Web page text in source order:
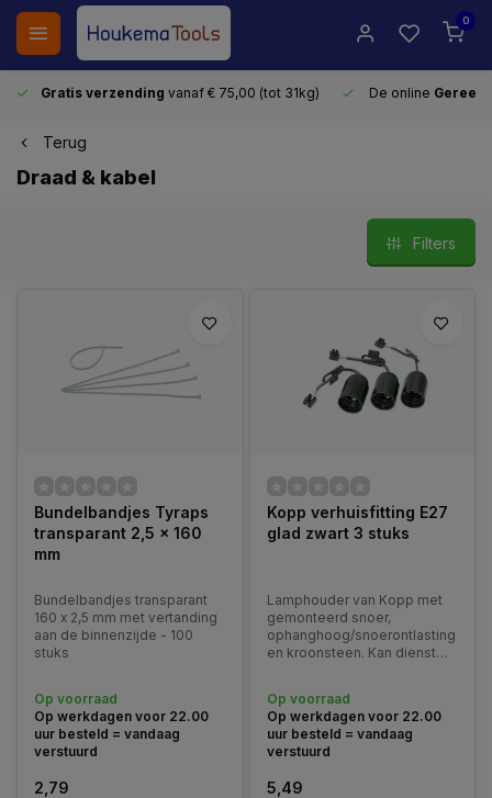
0
Gratis verzending vanaf € 75,00 (tot 31kg) De online
Terug
Draad & kabel
Filters
Bundelbandjes Tyraps
transparant 2,5 x 160
mm
Bundelbandjes transparant
160 x 2,5 mm met vertanding
aan de binnenzijde - 100
stuks
Op voorraad
Op werkdagen voor 22.00
uur besteld = vandaag
verstuurd
2,79
Kopp verhuisfitting E27
glad zwart 3 stuks
Lamphouder van Kopp met
gemonteerd snoer,
ophanghoog/snoerontlasting
en kroonsteen. Kan dienst
voor lampen met E27 fitting
en maximaal 100 Watt.
Op voorraad
Op werkdagen voor 22.00
uur besteld = vandaag
verstuurd
5,49